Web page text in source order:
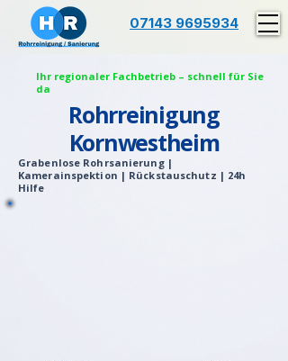
07143 9695934
Ihr regionaler Fachbetrieb – schnell für Sie
da
Rohrreinigung
Kornwestheim
Grabenlose Rohrsanierung |
Kamerainspektion | Rückstauschutz | 24h
Hilfe